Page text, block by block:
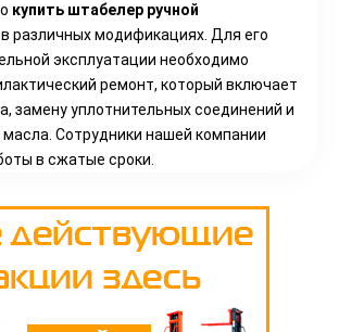
купить штабелер ручной
в различных модификациях. Для его
эксплуатации необходимо
ремонт, который включает
замену уплотнительных соединений и
масла. Сотрудники нашей компании
в сжатые сроки.